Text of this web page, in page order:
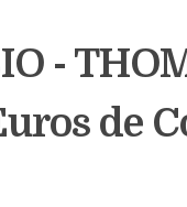
-
de